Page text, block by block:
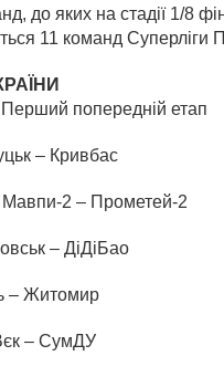
до яких на стадії 1/8
11 команд Суперліги
Перший попередній етап
– Кривбас
Мавпи-2 – Прометей-2
– ДіДіБао
– Житомир
– СумДУ